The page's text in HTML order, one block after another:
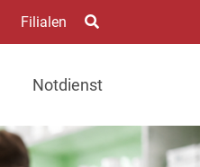
Filialen
Notdienst